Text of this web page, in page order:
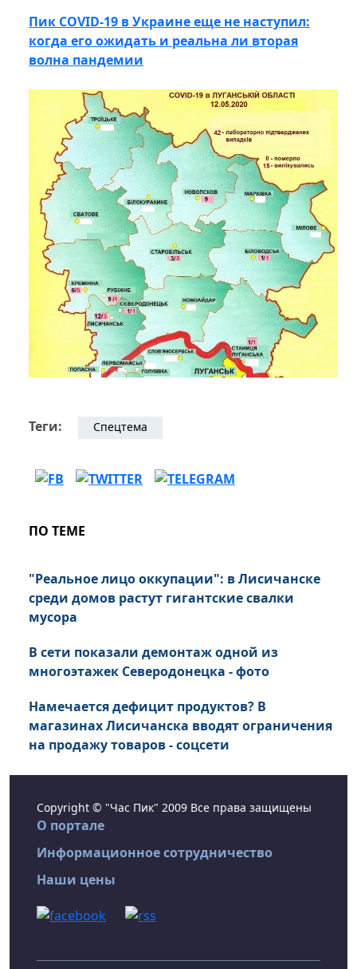
Пик COVID-19 в Украине еще не наступил:
когда его ожидать и реальна ли вторая
волна пандемии
Теги: Спецтема
ПО ТЕМЕ
"Реальное лицо оккупации": в Лисичанске
среди домов растут гигантские свалки
мусора
В сети показали демонтаж одной из
многоэтажек Северодонецка - фото
Намечается дефицит продуктов? В
магазинах Лисичанска вводят ограничения
на продажу товаров - соцсети
Copyright © "Час Пик" 2009 Все права защищены
О портале
Информационное сотрудничество
Наши цены